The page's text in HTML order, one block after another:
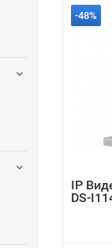
-48%
IP
DS-